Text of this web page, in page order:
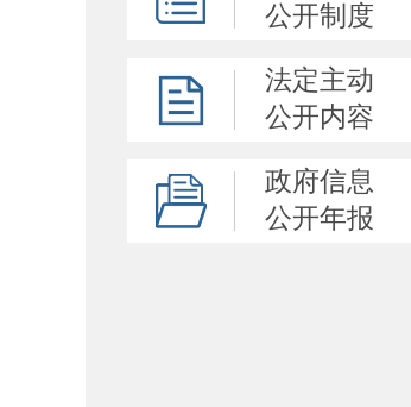
公开制度
法定主动
公开内容
政府信息
公开年报